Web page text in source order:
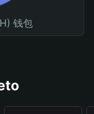
钱包